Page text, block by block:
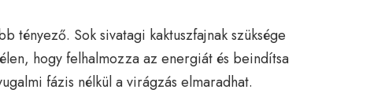
tényező. Sok sivatagi kaktuszfajnak szüksége
hogy felhalmozza az energiát és beindítsa
fázis nélkül a virágzás elmaradhat.